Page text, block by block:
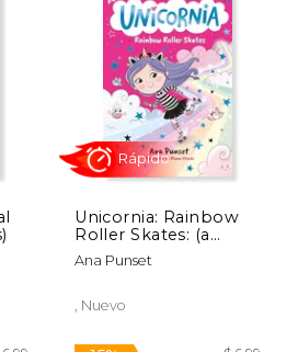
Unicornia: Rainbow
Roller Skates: (a
Magical Chapter
Book for Kids Ages 5-
Fun, and Rainbow-
Ana Punset
, Nuevo